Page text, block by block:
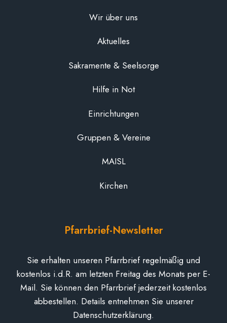
Wir über uns
Aktuelles
Sakramente & Seelsorge
Hilfe in Not
Einrichtungen
Gruppen & Vereine
MAISL
Kirchen
Pfarrbrief-Newsletter
Sie erhalten unseren Pfarrbrief regelmäßig und
kostenlos i.d.R. am letzten Freitag des Monats per E-
Mail. Sie können den Pfarrbrief jederzeit kostenlos
abbestellen. Details entnehmen Sie unserer
Datenschutzerklärung.